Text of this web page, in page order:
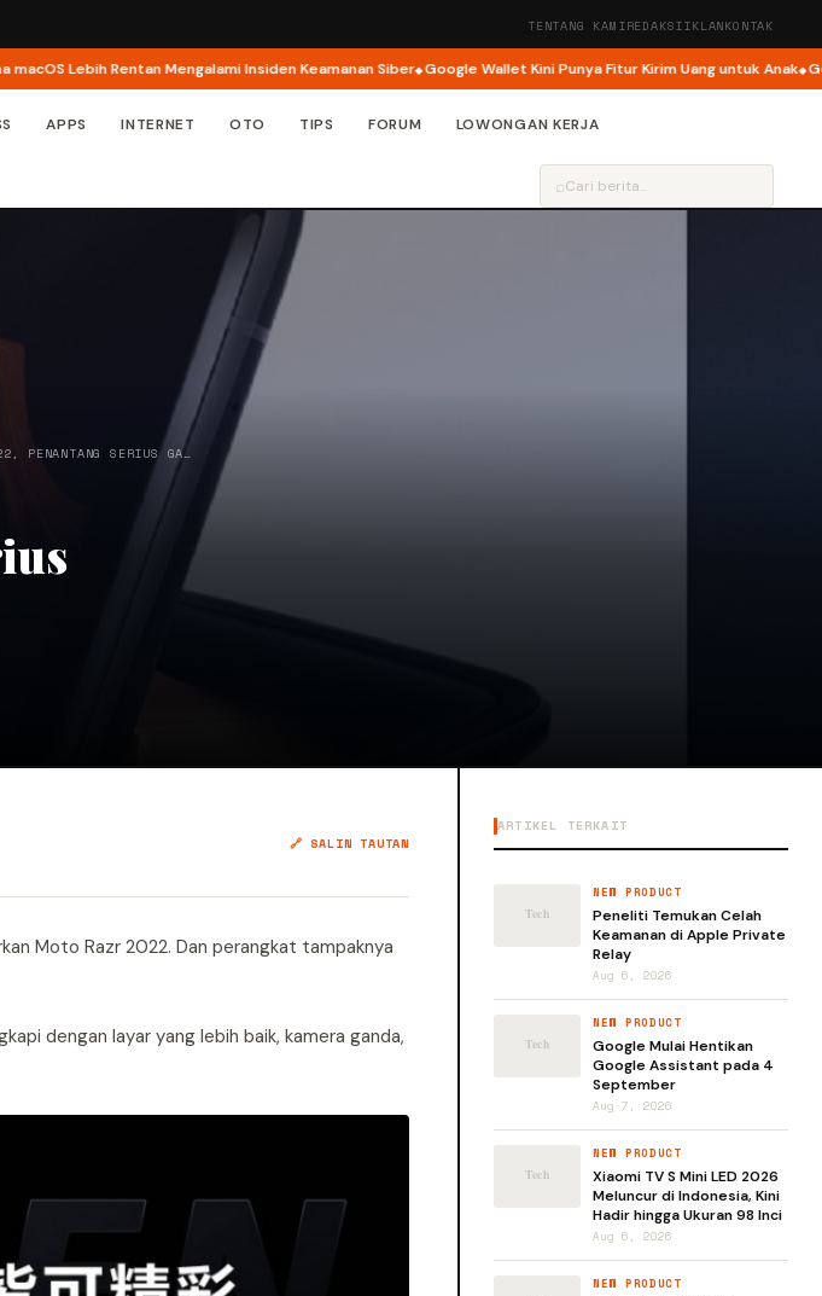
TENTANG KAMIREDAKSIIKLANKONTAK
Rentan Mengalami Insiden Keamanan Siber Google Wallet Kini Punya Fitur Kirim Uang untuk Anak Google
APPS INTERNET OTO TIPS FORUM LOWONGAN KERJA
⌕
PENANTANG SERIUS GA…
🔗 SALIN TAUTAN
Moto Razr 2022. Dan perangkat tampaknya
dengan layar yang lebih baik, kamera ganda,
ARTIKEL TERKAIT
NEW PRODUCT
Peneliti Temukan Celah
Keamanan di Apple Private
Relay
Aug 6, 2026
NEW PRODUCT
Google Mulai Hentikan
Google Assistant pada 4
September
Aug 7, 2026
NEW PRODUCT
Xiaomi TV S Mini LED 2026
Meluncur di Indonesia, Kini
Hadir hingga Ukuran 98 Inci
Aug 6, 2026
NEW PRODUCT